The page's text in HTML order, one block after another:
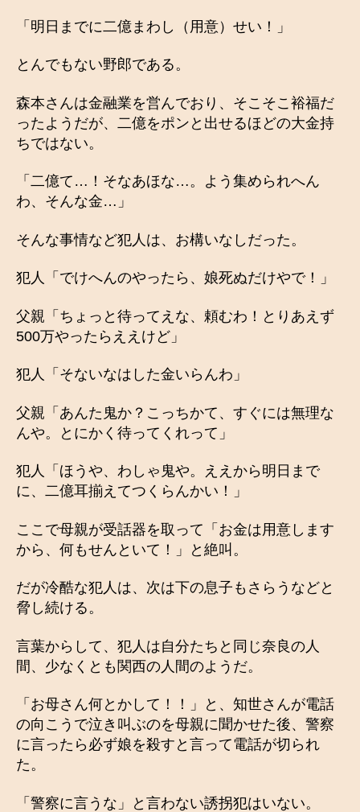
「明日までに二億まわし（用意）せい！」
とんでもない野郎である。
森本さんは金融業を営んでおり、そこそこ裕福だ
ったようだが、二億をポンと出せるほどの大金持
ちではない。
「二億て…！そなあほな…。よう集められへん
わ、そんな金…」
そんな事情など犯人は、お構いなしだった。
犯人「でけへんのやったら、娘死ぬだけやで！」
父親「ちょっと待ってえな、頼むわ！とりあえず
500万やったらええけど」
犯人「そないなはした金いらんわ」
父親「あんた鬼か？こっちかて、すぐには無理な
んや。とにかく待ってくれって」
犯人「ほうや、わしゃ鬼や。ええから明日まで
に、二億耳揃えてつくらんかい！」
ここで母親が受話器を取って「お金は用意します
から、何もせんといて！」と絶叫。
だが冷酷な犯人は、次は下の息子もさらうなどと
脅し続ける。
言葉からして、犯人は自分たちと同じ奈良の人
間、少なくとも関西の人間のようだ。
「お母さん何とかして！！」と、知世さんが電話
の向こうで泣き叫ぶのを母親に聞かせた後、警察
に言ったら必ず娘を殺すと言って電話が切られ
た。
「警察に言うな」と言わない誘拐犯はいない。